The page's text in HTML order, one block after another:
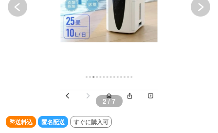
2 / 7
送料込 匿名配送 すぐに購入可